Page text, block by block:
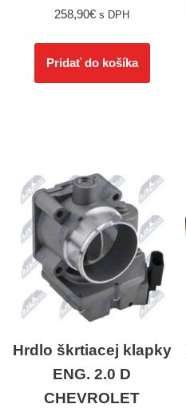
258,90€ s DPH
Pridať do košíka
Hrdlo škrtiacej klapky
ENG. 2.0 D
CHEVROLET